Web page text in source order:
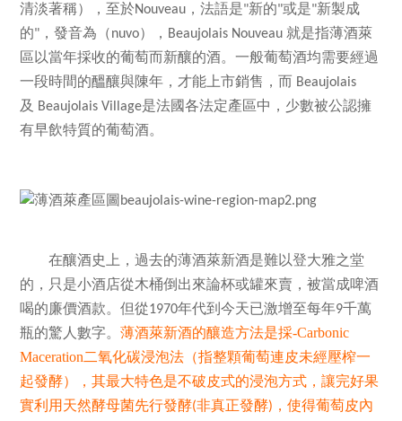
清淡著稱），至於Nouveau ，法語是"新的"或是"新製成
的" ，發音為（nuvo）， Beaujolais Nouveau就是指薄酒萊
區以當年採收的葡萄而新釀的酒。一般葡萄酒均需要經過
一段時間的醞釀與陳年，才能上市銷售，而 Beaujolais
及 Beaujolais Village是法國各法定產區中，少數被公認擁
有早飲特質的葡萄酒。
在釀酒史上，過去的薄酒萊新酒是難以登大雅之堂
的，只是小酒店從木桶倒出來論杯或罐來賣，被當成啤酒
喝的廉價酒款。但從1970年代到今天已激增至每年9千萬
瓶的驚人數字。薄酒萊新酒的釀造方法是採-Carbonic
Maceration二氧化碳浸泡法（指整顆葡萄連皮未經壓榨一
起發酵），其最大特色是不破皮式的浸泡方式，讓完好果
實利用天然酵母菌先行發酵(非真正發酵) ，使得葡萄皮內